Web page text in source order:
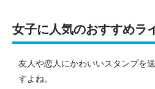
女子に人気のおすすめラ
友人や恋人にかわいいスタンプを
すよね。